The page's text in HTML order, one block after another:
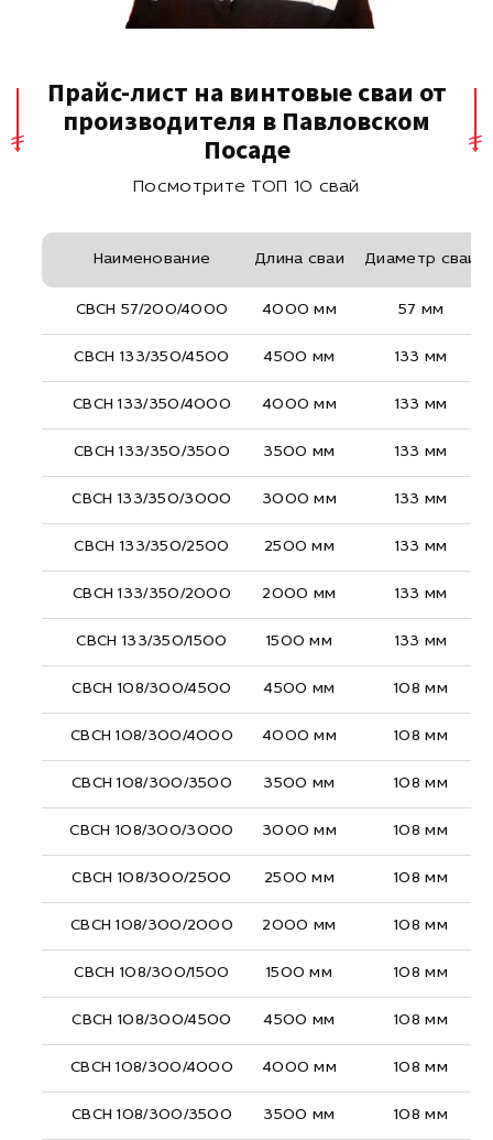
Прайс-лист на винтовые сваи от
производителя в Павловском
Посаде
Посмотрите ТОП 10 свай
Наименование Длина сваи Диаметр сваи
СВСН 57/200/4000 4000 мм 57 мм
СВСН 133/350/4500 4500 мм 133 мм
СВСН 133/350/4000 4000 мм 133 мм
СВСН 133/350/3500 3500 мм 133 мм
СВСН 133/350/3000 3000 мм 133 мм
СВСН 133/350/2500 2500 мм 133 мм
СВСН 133/350/2000 2000 мм 133 мм
СВСН 133/350/1500 1500 мм 133 мм
СВСН 108/300/4500 4500 мм 108 мм
СВСН 108/300/4000 4000 мм 108 мм
СВСН 108/300/3500 3500 мм 108 мм
СВСН 108/300/3000 3000 мм 108 мм
СВСН 108/300/2500 2500 мм 108 мм
СВСН 108/300/2000 2000 мм 108 мм
СВСН 108/300/1500 1500 мм 108 мм
СВСН 108/300/4500 4500 мм 108 мм
СВСН 108/300/4000 4000 мм 108 мм
СВСН 108/300/3500 3500 мм 108 мм